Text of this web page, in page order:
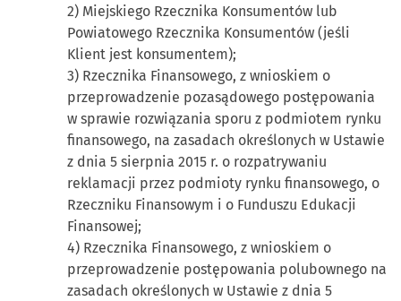
2) Miejskiego Rzecznika Konsumentów lub
Powiatowego Rzecznika Konsumentów (jeśli
Klient jest konsumentem);
3) Rzecznika Finansowego, z wnioskiem o
przeprowadzenie pozasądowego postępowania
w sprawie rozwiązania sporu z podmiotem rynku
finansowego, na zasadach określonych w Ustawie
z dnia 5 sierpnia 2015 r. o rozpatrywaniu
reklamacji przez podmioty rynku finansowego, o
Rzeczniku Finansowym i o Funduszu Edukacji
Finansowej;
4) Rzecznika Finansowego, z wnioskiem o
przeprowadzenie postępowania polubownego na
zasadach określonych w Ustawie z dnia 5